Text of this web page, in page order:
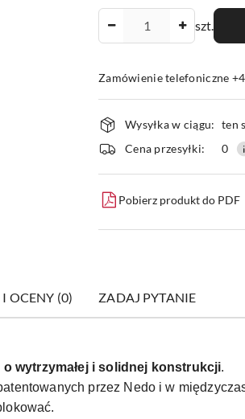
szt.
Zamówienie telefoniczne
Dostępność
i
dostawa
Wysyłka w ciągu: ten
Cena przesyłki:
0
Pobierz produkt do PDF
OCENY (0) ZADAJ PYTANIE
o wytrzymałej i solidnej konstrukcji.
przez Nedo i w